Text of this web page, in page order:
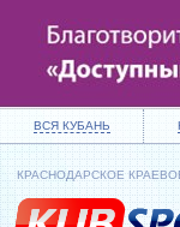
ВСЯ КУБАНЬ
КРАСНОДАРСКОЕ